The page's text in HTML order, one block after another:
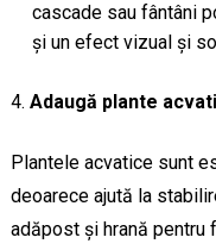
cascade sau fântâni
și un efect vizual și
Adaugă plante
Plantele acvatice sunt
deoarece ajută la
adăpost și hrană pentru